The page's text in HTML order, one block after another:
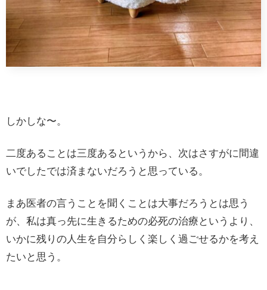
しかしな〜。
二度あることは三度あるというから、次はさすがに間違
いでしたでは済まないだろうと思っている。
まあ医者の言うことを聞くことは大事だろうとは思う
が、私は真っ先に生きるための必死の治療というより、
いかに残りの人生を自分らしく楽しく過ごせるかを考え
たいと思う。